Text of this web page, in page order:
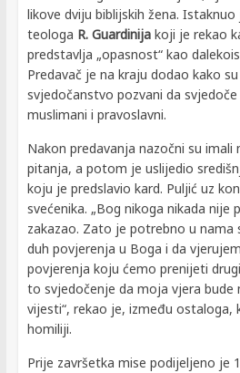
likove dviju biblijskih žena.
teologa R. Guardinijakoji je rekao
predstavlja „opasnost“ kao
Predavač je na kraju dodao kako
svjedočanstvo pozvani da
muslimani i pravoslavni.
Nakon predavanja nazočni su
pitanja, a potom je uslijedio
koju je predslavio kard. Puljić uz
svećenika. „Bog nikoga nikada nije
zakazao. Zato je potrebno u nama
duh povjerenja u Boga i da
povjerenja koju ćemo prenijeti
to svjedočenje da moja vjera bude
vijesti“, rekao je, između ostaloga,
homiliji.
Prije završetka mise podijeljeno je